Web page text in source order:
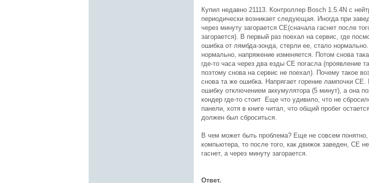
Купил недавно 21113. Контроллер Bosch 1.5.4N с
периодически возникает следующая. Иногда при
через минуту загорается СЕ(сначала гаснет после
загорается). В первый раз поехал на сервис, где
ошибка от лямбда-зонда, стерли ее, стало
нормально, напряжение изменяется. Потом снова
где-то часа через два езды СЕ погасла (проявление
поэтому снова на сервис не поехал). Почему такое
снова та же ошибка. Напрягает горение лампочки
ошибку отключением аккумулятора (5 минут), а она
кондер где-то стоит Еще что удивило, что не
панели, хотя в книге читал, что общий пробег
должен был сброситься.
В чем может быть проблема? Еще не совсем понятно,
компьютера, то после того, как движок заведен, СЕ
гаснет, а через минуту загорается.
Ответ.